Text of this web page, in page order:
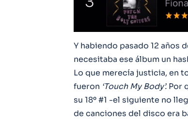
Y habiendo pasado 12 años
necesitaba ese álbum un
Lo que merecía justicia, en
fueron ‘Touch My Body’. Por
su 18º #1 -el siguiente no
de canciones del disco era